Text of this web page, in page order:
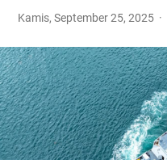
Kamis, September 25, 2025